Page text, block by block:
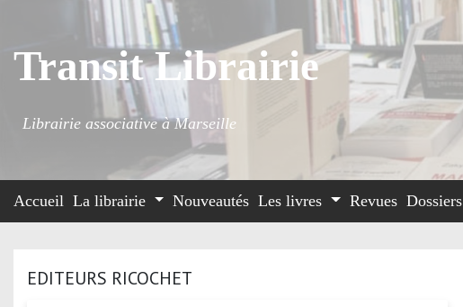
Transit Librairie
Librairie associative à Marseille
Accueil La librairie Nouveautés Les livres Revues Dossiers
EDITEURS RICOCHET